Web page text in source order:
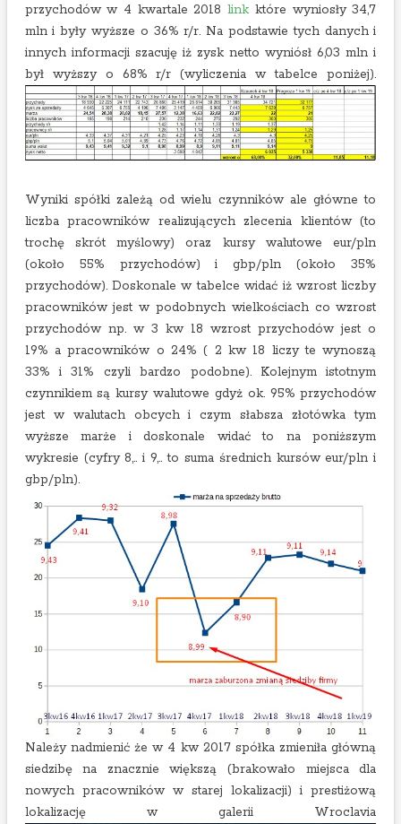
przychodów w 4 kwartale 2018linkktóre wyniosły 34,7
mln i były wyższe o 36% r/r. Na podstawie tych danych i
innych informacji szacuję iż zysk netto wyniósł 6,03 mln i
był wyższy o 68% r/r (wyliczenia w tabelce poniżej).
Wyniki spółki zależą od wielu czynników ale główne to
liczba pracowników realizujących zlecenia klientów (to
trochę skrót myślowy) oraz kursy walutowe eur/pln
(około 55% przychodów) i gbp/pln (około 35%
przychodów). Doskonale w tabelce widać iż wzrost liczby
pracowników jest w podobnych wielkościach co wzrost
przychodów np. w 3 kw 18 wzrost przychodów jest o
19% a pracowników o 24% ( 2 kw 18 liczy te wynoszą
33% i 31% czyli bardzo podobne). Kolejnym istotnym
czynnikiem są kursy walutowe gdyż ok. 95% przychodów
jest w walutach obcych i czym słabsza złotówka tym
wyższe marże i doskonale widać to na poniższym
wykresie (cyfry 8,.. i 9,.. to suma średnich kursów eur/pln i
gbp/pln).
Należy nadmienić że w 4 kw 2017 spółka zmieniła główną
siedzibę na znacznie większą (brakowało miejsca dla
nowych pracowników w starej lokalizacji) i prestiżową
lokalizację w galerii Wroclavia